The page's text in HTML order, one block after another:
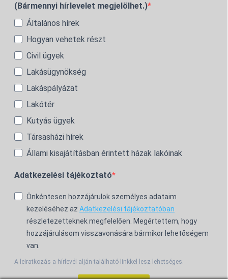
(Bármennyi hírlevelet megjelölhet.)
Általános hírek
Hogyan vehetek részt
Civil ügyek
Lakásügynökség
Lakáspályázat
Lakótér
Kutyás ügyek
Társasházi hírek
Állami kisajátításban érintett házak lakóinak
Adatkezelési tájékoztató
Önkéntesen hozzájárulok személyes adataim
kezeléséhez az Adatkezelési tájékoztatóban
részletezetteknek megfelelően. Megértettem, hogy
hozzájárulásom visszavonására bármikor lehetőségem
van.
A leiratkozás a hírlevél alján található linkkel lesz lehetséges.